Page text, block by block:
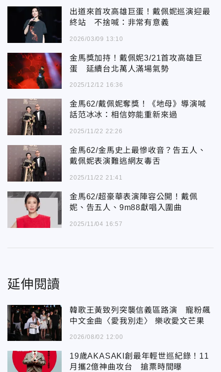
出道來首攻高雄巨蛋！戴佩妮巡演迎最
終站 不捨喊：非常有意義
2026/03/09 13:10
金馬獎加持！戴佩妮3/21首攻高雄巨
蛋 延續台北萬人滿場氣勢
2025/12/12 16:36
金馬62/戴佩妮奪獎！《地母》導演喊
話范冰冰：相信妳能重新來過
2025/11/22 22:26
金馬62/金馬史上最慘收音？告五人、
戴佩妮表演難逃網友毒舌
2025/11/22 21:41
金馬62/超豪華表演陣容公開！戴佩
妮、告五人、9m88獻唱入圍曲
2025/11/04 16:57
延伸閱讀
韓歌王黃致列突襲信義區路演 寵粉飆
中文金曲〈愛我別走〉 樂收愛文芒果
2026/08/02 12:00
19歲AKASAKI創最年輕世巡紀錄！11
月攜2億神曲攻台 搶票時間曝